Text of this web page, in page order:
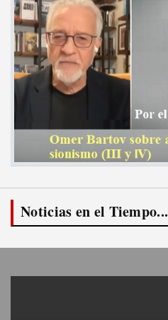
Noticias en el Tiempo...